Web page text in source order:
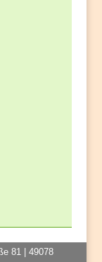
81 | 49078